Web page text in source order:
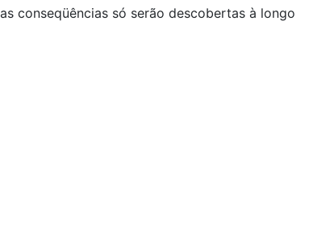
conseqüências só serão descobertas à longo